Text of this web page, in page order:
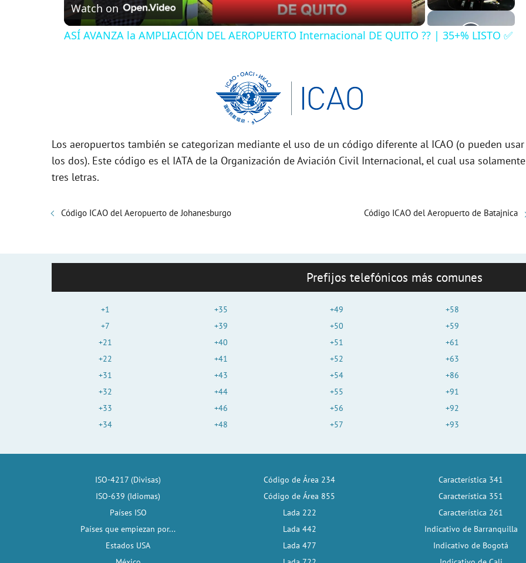
a
V
i
d
Watch on
ASÍ AVANZA la AMPLIACIÓN DEL AEROPUERTO Internacional DE QUITO ?? | 35+% LISTO ✅
Los aeropuertos también se categorizan mediante el uso de un código diferente al ICAO (o pueden usar
los dos). Este código es el IATA de la Organización de Aviación Civil Internacional, el cual usa solamente
tres letras.
Código ICAO del Aeropuerto de Johanesburgo Código ICAO del Aeropuerto de Batajnica
Prefijos telefónicos más comunes
+1
+7
+21
+22
+31
+32
+33
+34
+35
+39
+40
+41
+43
+44
+46
+48
+49
+50
+51
+52
+54
+55
+56
+57
+58
+59
+61
+63
+86
+91
+92
+93
ISO-4217 (Divisas)
ISO-639 (Idiomas)
Países ISO
Países que empiezan por...
Estados USA
Código de Área 234
Código de Área 855
Lada 222
Lada 442
Lada 477
Característica 341
Característica 351
Característica 261
Indicativo de Barranquilla
Indicativo de Bogotá